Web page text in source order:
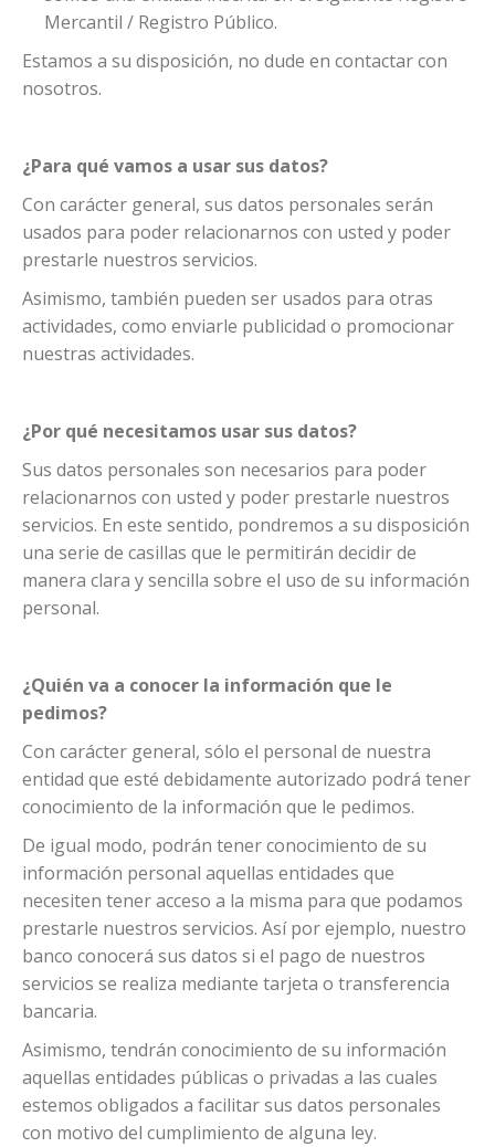
Mercantil / Registro Público.
Estamos a su disposición, no dude en contactar con
nosotros.
¿Para qué vamos a usar sus datos?
Con carácter general, sus datos personales serán
usados para poder relacionarnos con usted y poder
prestarle nuestros servicios.
Asimismo, también pueden ser usados para otras
actividades, como enviarle publicidad o promocionar
nuestras actividades.
¿Por qué necesitamos usar sus datos?
Sus datos personales son necesarios para poder
relacionarnos con usted y poder prestarle nuestros
servicios. En este sentido, pondremos a su disposición
una serie de casillas que le permitirán decidir de
manera clara y sencilla sobre el uso de su información
personal.
¿Quién va a conocer la información que le
pedimos?
Con carácter general, sólo el personal de nuestra
entidad que esté debidamente autorizado podrá tener
conocimiento de la información que le pedimos.
De igual modo, podrán tener conocimiento de su
información personal aquellas entidades que
necesiten tener acceso a la misma para que podamos
prestarle nuestros servicios. Así por ejemplo, nuestro
banco conocerá sus datos si el pago de nuestros
servicios se realiza mediante tarjeta o transferencia
bancaria.
Asimismo, tendrán conocimiento de su información
aquellas entidades públicas o privadas a las cuales
estemos obligados a facilitar sus datos personales
con motivo del cumplimiento de alguna ley.